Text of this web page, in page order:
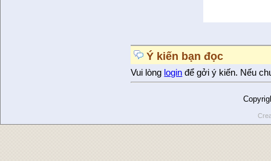
Ý kiến bạn đọc
Vui lòng login để gởi ý kiến. Nếu